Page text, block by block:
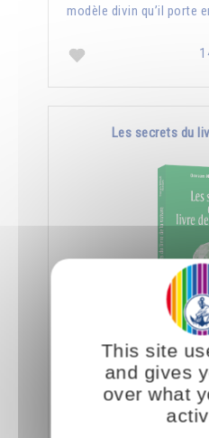
modèle divin qu’il porte
Les secrets du
En spiritualité, lire
déchiffrer le côté subtil
des créatures.
This site
and gives
over what